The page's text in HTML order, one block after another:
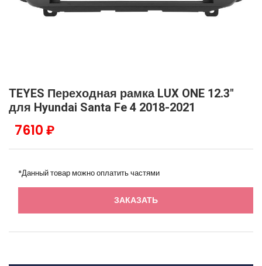
TEYES Переходная рамка LUX ONE 12.3"
для Hyundai Santa Fe 4 2018-2021
7610 ₽
*Данный товар можно оплатить частями
ЗАКАЗАТЬ